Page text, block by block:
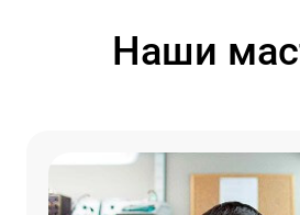
Наши